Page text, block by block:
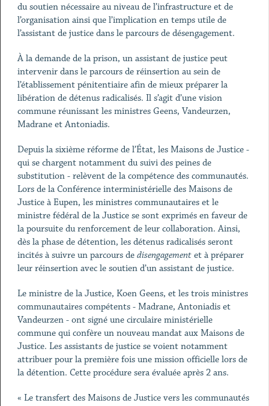
du soutien nécessaire au niveau de l’infrastructure et de
l’organisation ainsi que l’implication en temps utile de
l’assistant de justice dans le parcours de désengagement.
À la demande de la prison, un assistant de justice peut
intervenir dans le parcours de réinsertion au sein de
l’établissement pénitentiaire afin de mieux préparer la
libération de détenus radicalisés. Il s’agit d’une vision
commune réunissant les ministres Geens, Vandeurzen,
Madrane et Antoniadis.
Depuis la sixième réforme de l’État, les Maisons de Justice -
qui se chargent notamment du suivi des peines de
substitution - relèvent de la compétence des communautés.
Lors de la Conférence interministérielle des Maisons de
Justice à Eupen, les ministres communautaires et le
ministre fédéral de la Justice se sont exprimés en faveur de
la poursuite du renforcement de leur collaboration. Ainsi,
dès la phase de détention, les détenus radicalisés seront
incités à suivre un parcours de disengagementet à préparer
leur réinsertion avec le soutien d’un assistant de justice.
Le ministre de la Justice, Koen Geens, et les trois ministres
communautaires compétents - Madrane, Antoniadis et
Vandeurzen - ont signé une circulaire ministérielle
commune qui confère un nouveau mandat aux Maisons de
Justice. Les assistants de justice se voient notamment
attribuer pour la première fois une mission officielle lors de
la détention. Cette procédure sera évaluée après 2 ans.
« Le transfert des Maisons de Justice vers les communautés